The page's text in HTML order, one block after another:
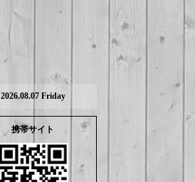
2026.08.07 Friday
携帯サイト